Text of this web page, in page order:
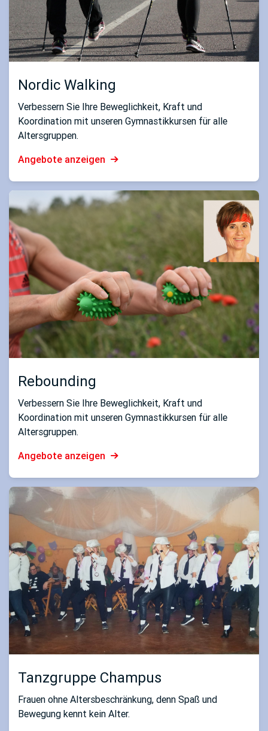
Nordic Walking
Verbessern Sie Ihre Beweglichkeit, Kraft und
Koordination mit unseren Gymnastikkursen für alle
Altersgruppen.
Angebote anzeigen
Rebounding
Verbessern Sie Ihre Beweglichkeit, Kraft und
Koordination mit unseren Gymnastikkursen für alle
Altersgruppen.
Angebote anzeigen
Tanzgruppe Champus
Frauen ohne Altersbeschränkung, denn Spaß und
Bewegung kennt kein Alter.